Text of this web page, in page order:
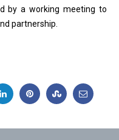
by a working meeting to
partnership.